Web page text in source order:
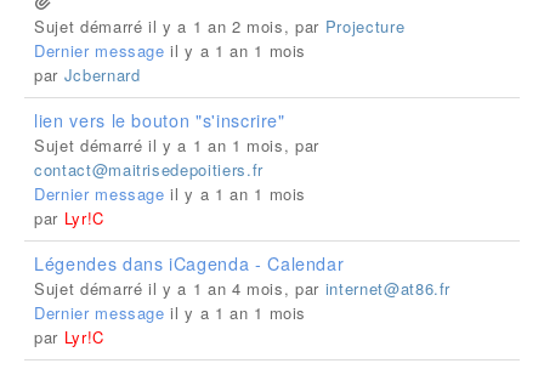
Sujet démarré il y a 1 an 2 mois, par Projecture
Dernier message il y a 1 an 1 mois
par Jcbernard
lien vers le bouton "s'inscrire"
Sujet démarré il y a 1 an 1 mois, par
contact@maitrisedepoitiers.fr
Dernier message il y a 1 an 1 mois
par Lyr!C
Légendes dans iCagenda - Calendar
Sujet démarré il y a 1 an 4 mois, par internet@at86.fr
Dernier message il y a 1 an 1 mois
par Lyr!C